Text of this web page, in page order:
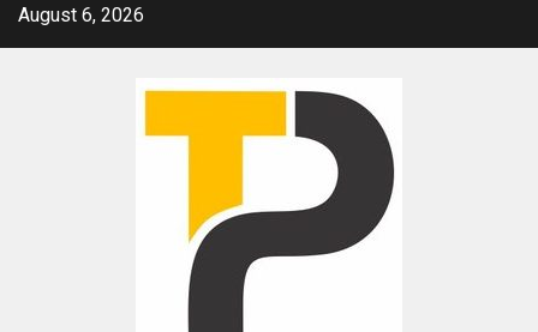
SkipAugust 6, 2026